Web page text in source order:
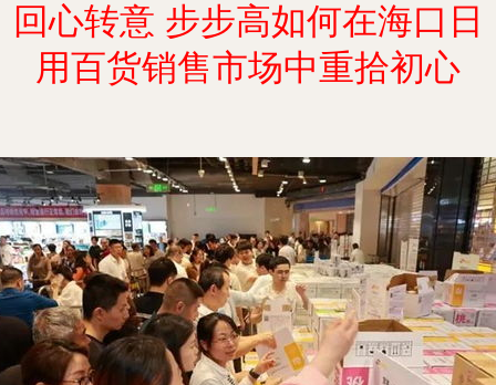
回心转意 步步高如何在海口日
用百货销售市场中重拾初心